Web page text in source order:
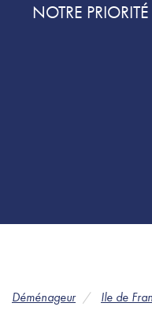
NOTRE
Déménageur Ile de